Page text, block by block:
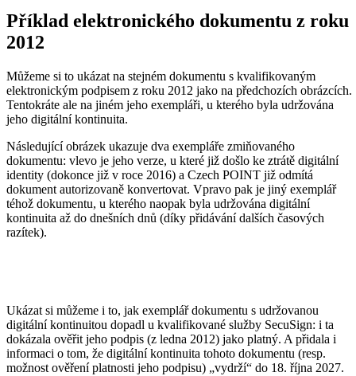
Příklad elektronického dokumentu z roku
2012
Můžeme si to ukázat na stejném dokumentu s kvalifikovaným
elektronickým podpisem z roku 2012 jako na předchozích obrázcích.
Tentokráte ale na jiném jeho exempláři, u kterého byla udržována
jeho digitální kontinuita.
Následující obrázek ukazuje dva exempláře zmiňovaného
dokumentu: vlevo je jeho verze, u které již došlo ke ztrátě digitální
identity (dokonce již v roce 2016) a Czech POINT již odmítá
dokument autorizovaně konvertovat. Vpravo pak je jiný exemplář
téhož dokumentu, u kterého naopak byla udržována digitální
kontinuita až do dnešních dnů (díky přidávání dalších časových
razítek).
Ukázat si můžeme i to, jak exemplář dokumentu s udržovanou
digitální kontinuitou dopadl u kvalifikované služby SecuSign: i ta
dokázala ověřit jeho podpis (z ledna 2012) jako platný. A přidala i
informaci o tom, že digitální kontinuita tohoto dokumentu (resp.
možnost ověření platnosti jeho podpisu) „vydrží“ do 18. října 2027.